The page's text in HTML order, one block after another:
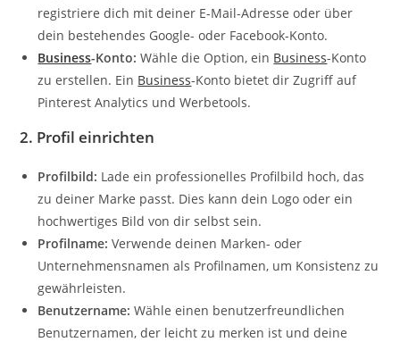
registriere dich mit deiner E-Mail-Adresse oder über
dein bestehendes Google- oder Facebook-Konto.
Business-Konto: Wähle die Option, ein Business-Konto
zu erstellen. Ein Business-Konto bietet dir Zugriff auf
Pinterest Analytics und Werbetools.
2. Profil einrichten
Profilbild: Lade ein professionelles Profilbild hoch, das
zu deiner Marke passt. Dies kann dein Logo oder ein
hochwertiges Bild von dir selbst sein.
Profilname: Verwende deinen Marken- oder
Unternehmensnamen als Profilnamen, um Konsistenz zu
gewährleisten.
Benutzername: Wähle einen benutzerfreundlichen
Benutzernamen, der leicht zu merken ist und deine